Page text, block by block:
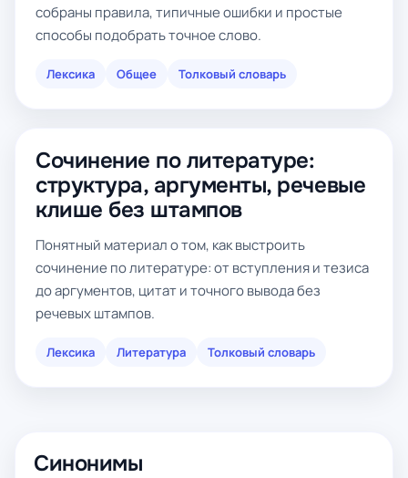
собраны правила, типичные ошибки и простые
способы подобрать точное слово.
Лексика Общее Толковый словарь
Сочинение по литературе:
структура, аргументы, речевые
клише без штампов
Понятный материал о том, как выстроить
сочинение по литературе: от вступления и тезиса
до аргументов, цитат и точного вывода без
речевых штампов.
Лексика Литература Толковый словарь
Синонимы